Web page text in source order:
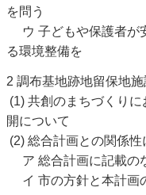
を問う
ウ 子どもや保護者が
る環境整備を
2 調布基地跡地留保地
(1) 共創のまちづくり
開について
(2) 総合計画との関係性
ア 総合計画に記載の
イ 市の方針と本計画